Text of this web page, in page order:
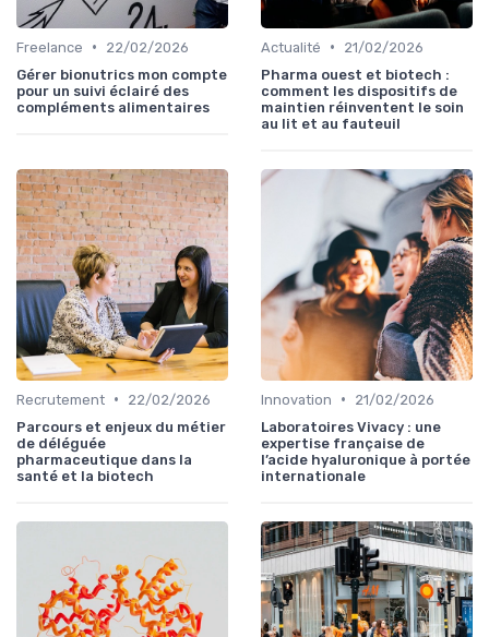
Freelance •
22/02/2026
Gérer bionutrics mon compte
pour un suivi éclairé des
compléments alimentaires
Actualité •
21/02/2026
Pharma ouest et biotech :
comment les dispositifs de
maintien réinventent le soin
au lit et au fauteuil
Recrutement •
22/02/2026
Parcours et enjeux du métier
de déléguée
pharmaceutique dans la
santé et la biotech
Innovation •
21/02/2026
Laboratoires Vivacy : une
expertise française de
l’acide hyaluronique à portée
internationale